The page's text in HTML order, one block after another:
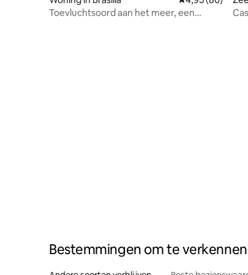
Toevluchtsoord aan het meer, een
Bestemmingen om te verkennen